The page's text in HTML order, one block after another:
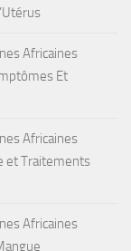
Africaines
Et
Africaines
et Traitements
Africaines